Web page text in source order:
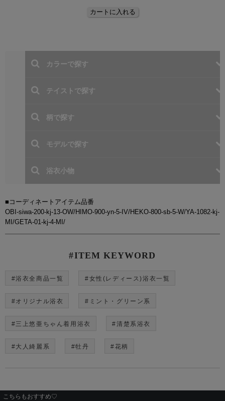
■コーディネートアイテム品番
OBI-siwa-200-kj-13-OW/HIMO-900-yn-5-IV/HEKO-800-sb-5-W/YA-1082-kj-
MI/GETA-01-kj-4-MI/
#ITEM KEYWORD
#浴衣全商品一覧 #女性(レディース)浴衣一覧
#オリジナル浴衣 #ミント・グリーン系
#三上悠亜ちゃん着用浴衣 #清楚系浴衣
#大人綺麗系 #牡丹 #花柄
こちらもおすすめ♡